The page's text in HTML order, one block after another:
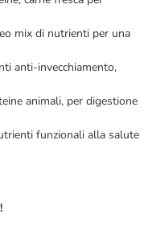
mix di nutrienti per una
anti-invecchiamento,
animali, per digestione
funzionali alla salute